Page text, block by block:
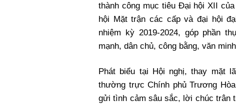
thành công mục tiêu Đại hội XII
hội Mặt trận các cấp và đại hội
nhiệm kỳ 2019-2024, góp phần
mạnh, dân chủ, công bằng, văn
Phát biểu tại Hội nghị, thay mặt
thường trực Chính phủ Trương
gửi tình cảm sâu sắc, lời chúc trân